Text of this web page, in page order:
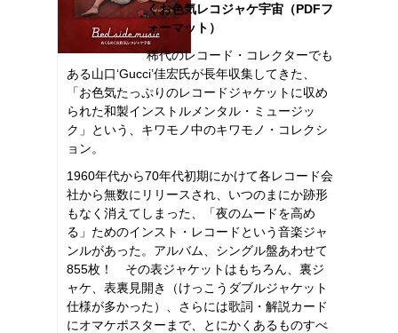
くお色気レコジャケ宇宙（PDFフ
ォーマット）
稀代のレコード・コレクターでも
ある山口‘Gucci’佳宏氏が長年収集してきた、
「お色気たっぷりのレコードジャケットに収め
られた和製インストルメンタル・ミュージッ
ク」という、キワモノ中のキワモノ・コレクシ
ョン。
1960年代から70年代初期にかけて各レコード会
社から無数にリリースされ、いつのまにか跡形
もなく消えてしまった、「夜のムードを高め
る」ためのインスト・レコードという音楽ジャ
ンルがあった。アルバム、シングル盤あわせて
855枚！ その表ジャケットはもちろん、裏ジ
ャケ、表裏見開き（けっこうダブルジャケット
仕様が多かった）、さらには歌詞・解説カード
にオマケポスターまで、とにかくあるものすべ